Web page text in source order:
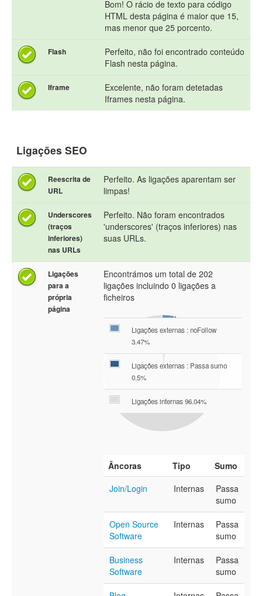
Bom! O rácio de texto para código
HTML desta página é maior que 15,
mas menor que 25 porcento.
Flash
Perfeito, não foi encontrado conteúdo
Flash nesta página.
Iframe
Excelente, não foram detetadas
Iframes nesta página.
Ligações SEO
Reescrita de
URL
Perfeito. As ligações aparentam ser
limpas!
Underscores
(traços
inferiores)
nas URLs
Perfeito. Não foram encontrados
'underscores' (traços inferiores) nas
suas URLs.
Ligações
para a
própria
página
Encontrámos um total de 202
ligações incluindo 0 ligações a
ficheiros
Ligações externas : noFollow
3.47%
Ligações externas : Passa sumo
0.5%
Ligações internas 96.04%
Âncoras Tipo
Sumo
Join/Login
Internas
Passa
sumo
Open Source
Software
Internas
Passa
sumo
Business
Software
Internas
Passa
sumo